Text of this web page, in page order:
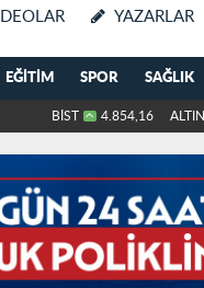
YAZARLAR
EĞITIM SPOR SAĞLIK
BİST 4.854,16 ALTIN